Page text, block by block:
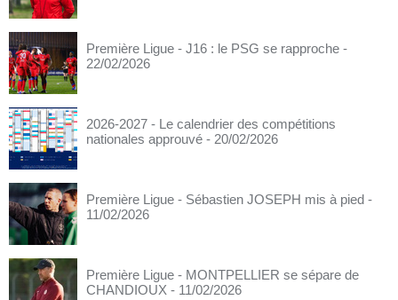
Première Ligue - J16 : le PSG se rapproche -
22/02/2026
2026-2027 - Le calendrier des compétitions
nationales approuvé - 20/02/2026
Première Ligue - Sébastien JOSEPH mis à pied -
11/02/2026
Première Ligue - MONTPELLIER se sépare de
CHANDIOUX - 11/02/2026